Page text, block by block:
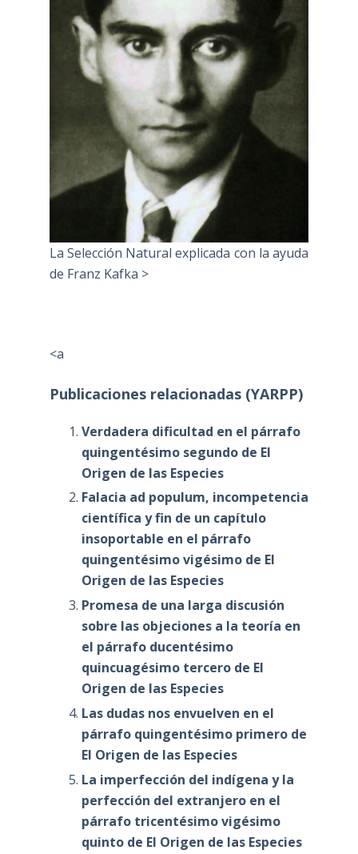
La Selección Natural explicada con la ayuda
de Franz Kafka >
<a
Publicaciones relacionadas (YARPP)
Verdadera dificultad en el párrafo
quingentésimo segundo de El
Origen de las Especies
Falacia ad populum, incompetencia
científica y fin de un capítulo
insoportable en el párrafo
quingentésimo vigésimo de El
Origen de las Especies
Promesa de una larga discusión
sobre las objeciones a la teoría en
el párrafo ducentésimo
quincuagésimo tercero de El
Origen de las Especies
Las dudas nos envuelven en el
párrafo quingentésimo primero de
El Origen de las Especies
La imperfección del indígena y la
perfección del extranjero en el
párrafo tricentésimo vigésimo
quinto de El Origen de las Especies